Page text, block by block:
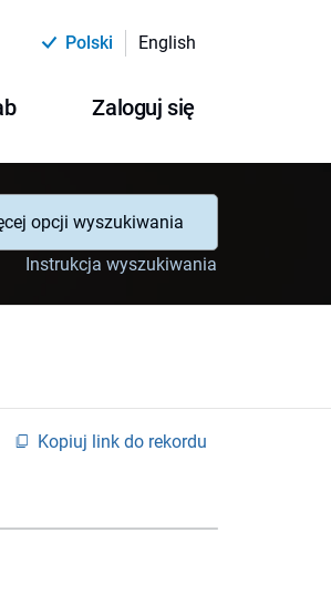
Polski English
Zaloguj się
opcji wyszukiwania
Instrukcja wyszukiwania
Kopiuj link do rekordu